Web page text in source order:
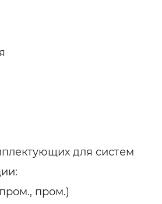
для систем
пром.)